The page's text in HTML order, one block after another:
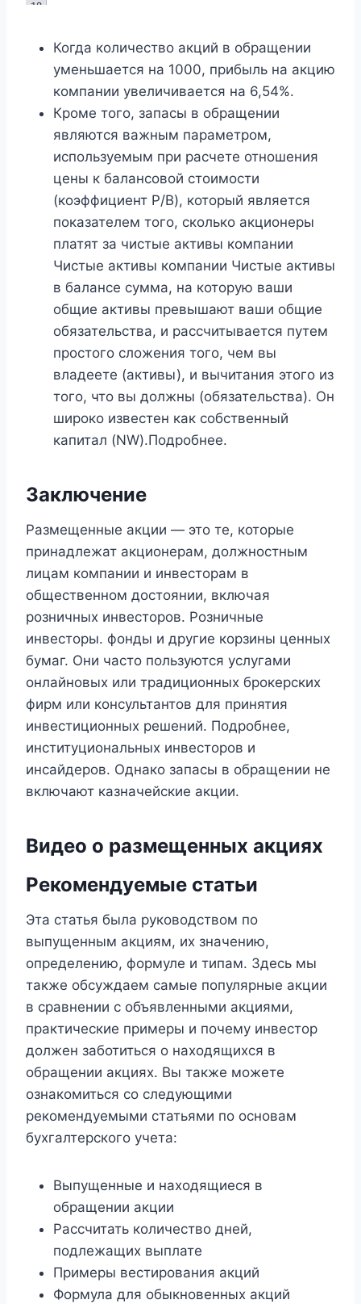
Когда количество акций в обращении
уменьшается на 1000, прибыль на акцию
компании увеличивается на 6,54%.
Кроме того, запасы в обращении
являются важным параметром,
используемым при расчете отношения
цены к балансовой стоимости
(коэффициент P/B), который является
показателем того, сколько акционеры
платят за чистые активы компании
Чистые активы компании Чистые активы
в балансе сумма, на которую ваши
общие активы превышают ваши общие
обязательства, и рассчитывается путем
простого сложения того, чем вы
владеете (активы), и вычитания этого из
того, что вы должны (обязательства). Он
широко известен как собственный
капитал (NW).Подробнее.
Заключение
Размещенные акции — это те, которые
принадлежат акционерам, должностным
лицам компании и инвесторам в
общественном достоянии, включая
розничных инвесторов. Розничные
инвесторы. фонды и другие корзины ценных
бумаг. Они часто пользуются услугами
онлайновых или традиционных брокерских
фирм или консультантов для принятия
инвестиционных решений. Подробнее,
институциональных инвесторов и
инсайдеров. Однако запасы в обращении не
включают казначейские акции.
Видео о размещенных акциях
Рекомендуемые статьи
Эта статья была руководством по
выпущенным акциям, их значению,
определению, формуле и типам. Здесь мы
также обсуждаем самые популярные акции
в сравнении с объявленными акциями,
практические примеры и почему инвестор
должен заботиться о находящихся в
обращении акциях. Вы также можете
ознакомиться со следующими
рекомендуемыми статьями по основам
бухгалтерского учета:
Выпущенные и находящиеся в
обращении акции
Рассчитать количество дней,
подлежащих выплате
Примеры вестирования акций
Формула для обыкновенных акций